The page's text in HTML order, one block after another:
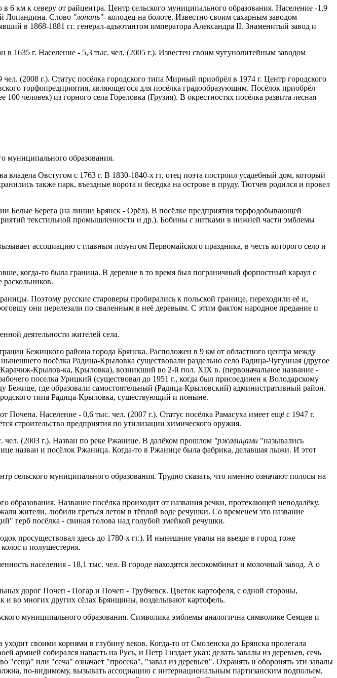
к северу от райцентра. Центр сельского муниципального образования. Население -1,9
Лопандина. Слово "лопань"-колодец на болоте. Известно своим сахарным заводом
в 1868-1881 гг. генерал-адъютантом императора Александра II. Знаменитый завод и
г. Население - 5,3 тыс. чел. (2005 г.). Известен своим чугунолитейным заводом
(2008 г.). Статус посёлка городского типа Мирный приобрёл в 1974 г. Центр городского
торфопредприятия, являющегося для посёлка градообразующим. Посёлок приобрёл
человек) из горного села Гореловка (Грузия). В окрестностях посёлка развита лесная
образования.
Овстугом с 1763 г. В 1830-1840-х гг. отец поэта построил усадебный дом, который
также парк, въездные ворота и беседка на острове в пруду. Тютчев родился и провел
Белые Берега (на линии Брянск - Орёл). В посёлке предприятия торфодобывающей
текстильной промышленности и др.). Бобины с нитками в нижней части эмблемы
ассоциацию с главным лозунгом Пер­вомайского праздника, в честь которого село и
когда-то была граница. В деревне в то время был пограничный форпостный караул с
Поэтому русские староверы пробирались к польской границе, переходили её и,
они перелезали по сваленным в неё деревьям. С этим фактом народное предание и
деятельности жителей села.
Бежицкого района города Брянска. Рас­положен в 9 км от областного центра между
посёлка Радица-Крыловка существовали раздельно село Радица-Чугунная (другое
Крылов-ка, Крыловка), возникший во 2-й пол. XIX в. (первоначальное название -
поселка Урицкий (существовал до 1951 г., когда был присоединен к Володарскому
Бежице, где образовали самостоятельный (Радица-Крыловский) административный район.
типа Ради­ца-Крыловка, существующий и поныне.
Население - 0,6 тыс. чел. (2007 г.). Статус посёлка Рамасуха имеет ещё с 1947 г.
строительство предприятия по утилизации химического оружия.
(2003 г.). Назван по реке Ржанице. В далё­ком прошлом "ржавицами "назывались
назван и посё­лок Ржаница. Когда-то в Ржанице была фабрика, делавшая лыжи. И этот
муниципального образования. Трудно сказать, что именно означают полосы на
Название посёлка проиходит от названия речки, протекающей неподалёку.
жите­ли, любили греться летом в тёплой воде речушки. Со временем это название
герб посёлка - свиная голова над голубой змейкой речушки.
просуществовал здесь до 1780-х гг.). И нынешние увалы на вьезде в город тоже
и полушестерня.
населения - 18,1 тыс. чел. В городе нахо­дятся лесокомбинат и молочный завод. А о
дорог Почеп - Погар и Почеп - Трубчевск. Цве­ток картофеля, с одной стороны,
и во многих других сёлах Брянщины, возделывают картофель.
муниципального образования. Символика эмб­лемы аналогична символике Семцев и
своими корнями в глубину веков. Когда-то от Смоленска до Брянска пролегала
армией собирался напасть на Русь, и Петр I издает указ: делать завалы из деревьев, сечь
или "сеча" означает "просека", "завал из деревьев". Охранять и оборонять эти завалы
по-видимому, вызывать ассоциацию с интернациональным партизанским подпольем,